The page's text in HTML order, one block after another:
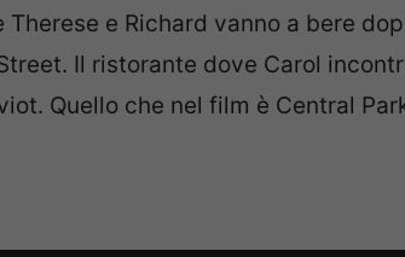
e Richard vanno a bere
Il ristorante dove Carol
Quello che nel film è Central